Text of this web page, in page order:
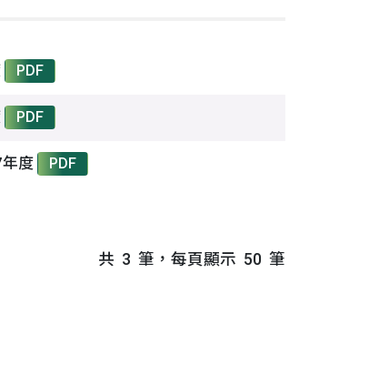
PDF
PDF
度 PDF
共 3 筆，每頁顯示 50 筆